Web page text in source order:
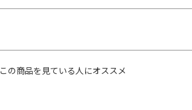
この商品を見ている人にオススメ